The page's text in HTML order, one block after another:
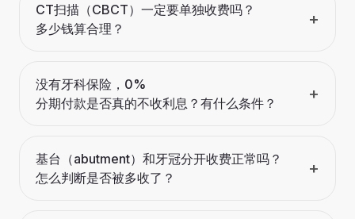
CT扫描（CBCT）一定要单独收费吗？
多少钱算合理？
+
没有牙科保险，0%
分期付款是否真的不收利息？有什么条件？
+
基台（abutment）和牙冠分开收费正常吗？
怎么判断是否被多收了？
+